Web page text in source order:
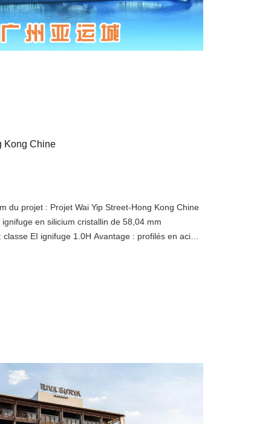
Kong Chine
du projet : Projet Wai Yip Street-Hong Kong Chine
en silicium cristallin de 58,04 mm
EI ignifuge 1.0H Avantage : profilés en acier
; équipé d'un verre creux monobloc de